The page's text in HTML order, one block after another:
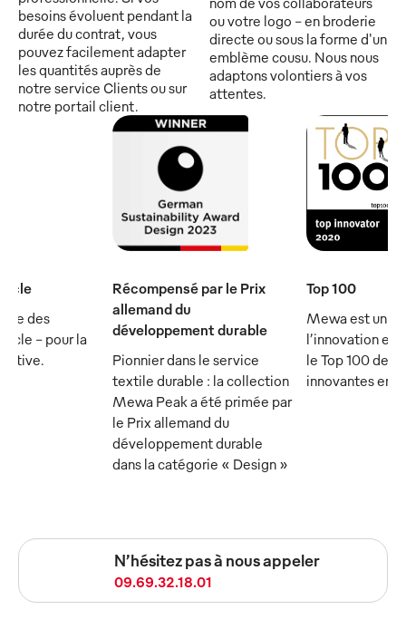
besoins évoluent pendant la
durée du contrat, vous
pouvez facilement adapter
les quantités auprès de
notre service Clients ou sur
notre portail client.
ou votre logo - en broderie
directe ou sous la forme d'un
emblème cousu. Nous nous
adaptons volontiers à vos
attentes.
des
- pour la
Récompensé par le Prix
allemand du
développement durable
Pionnier dans le service
textile durable : la collection
Mewa Peak a été primée par
le Prix allemand du
développement durable
dans la catégorie « Design »
Top 100
Mewa est un
l’innovation et
le Top 100 des
innovantes en
N’hésitez pas à nous appeler
09.69.32.18.01